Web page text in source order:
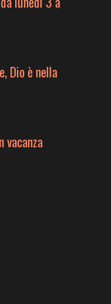
Dio è nella
vacanza